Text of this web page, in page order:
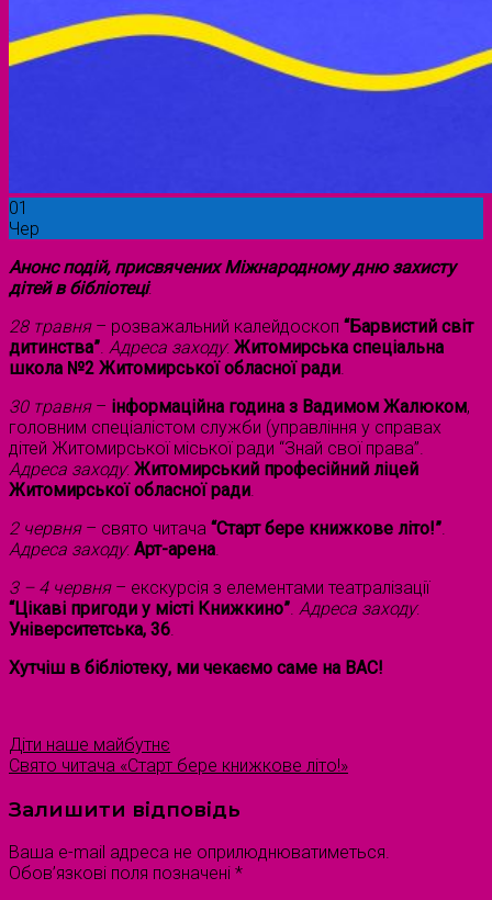
01
Чер
Анонс подій, присвячених Міжнародному дню захисту
дітей в бібліотеці:
28 травня– розважальний калейдоскоп “Барвистий світ
дитинства”. Адреса заходу: Житомирська спеціальна
школа №2 Житомирської обласної ради.
30 травня– інформаційна година з Вадимом Жалюком,
головним спеціалістом служби (управління у справах
дітей Житомирської міської ради “Знай свої права”.
Адреса заходу: Житомирський професійний ліцей
Житомирської обласної ради.
2 червня– свято читача “Старт бере книжкове літо!”.
Адреса заходу: Арт-арена.
3 – 4 червня– екскурсія з елементами театралізації
“Цікаві пригоди у місті Книжкино”. Адреса заходу:
Університетська, 36.
Хутчіш в бібліотеку, ми чекаємо саме на ВАС!
Діти наше майбутнє
Свято читача «Старт бере книжкове літо!»
Залишити відповідь
Ваша e-mail адреса не оприлюднюватиметься.
Обов’язкові поля позначені *